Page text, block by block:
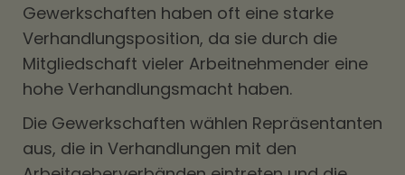
Gewerkschaften haben oft eine starke
Verhandlungsposition, da sie durch die
Mitgliedschaft vieler Arbeitnehmender eine
hohe Verhandlungsmacht haben.
Die Gewerkschaften wählen Repräsentanten
aus, die in Verhandlungen mit den